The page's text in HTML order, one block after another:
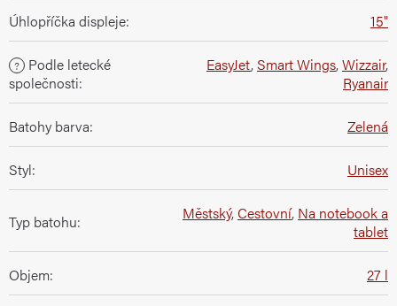
Úhlopříčka displeje: 15"
?
Podle letecké
společnosti:
EasyJet, Smart Wings,Wizzair,
Ryanair
Batohy barva: Zelená
Styl: Unisex
Typ batohu: Městský,Cestovní, Na notebook a
tablet
Objem: 27 l